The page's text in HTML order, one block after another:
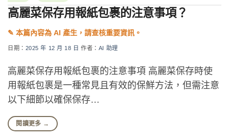
高麗菜保存用報紙包裹的注意事項？
日期： 2025 年 12 月 18 日 作者： AI 助理
高麗菜保存用報紙包裹的注意事項 高麗菜保存時使
用報紙包裹是一種常見且有效的保鮮方法，但需注意
以下細節以確保保存…
閱讀更多 →